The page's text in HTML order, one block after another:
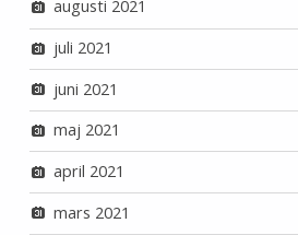
augusti 2021
juli 2021
juni 2021
maj 2021
april 2021
mars 2021